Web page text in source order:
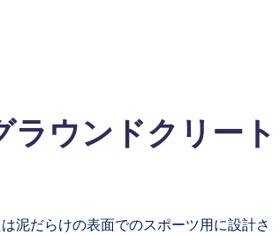
ウンドクリート
泥だらけの表面でのスポーツ用に設計さ